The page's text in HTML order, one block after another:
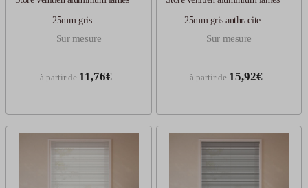
25mm gris
Sur mesure
à partir de 11,76€
25mm gris anthracite
Sur mesure
à partir de 15,92€